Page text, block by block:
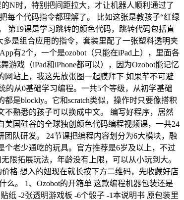
N时，特别把间距拉大，才让机器人顺利通过了
每个代码指令都理解了。 比如这张是教孩子“红绿
第19课是学习跳转的颜色代码，跳转代码包括直
是组合应用的指令，套装里配了一张塑料透明夹
有2个，一个是ozobot（只能在iPad上），里面各
戏（iPad和iPhone都可以），因为Ozobot能记忆
网站上，我这先放张图一起膜拜下 如果芊不可避
的从0基础学习编程。一共5个等级，从初学基础
是blockly。它和scratch类似，操作时只要像搭积
不熟悉的孩子可以换成中文。 编写好程序，居然
国硅谷的全球独创颜色代码编程视频课，一共24
队研发。 24节课把编程内容划分为6大模块，融
老少通吃的玩具。官方推荐是6岁及以上，不过
限拓展玩法，年龄没有上限，可以从小玩到大。
格 想入的妞现在就长按下方二维码，先收藏好店
。 1、Ozobot的开箱单 这款编程机器包装还是
纸 -2张透明游戏板 -6个骰子 -1本说明书 原包装里